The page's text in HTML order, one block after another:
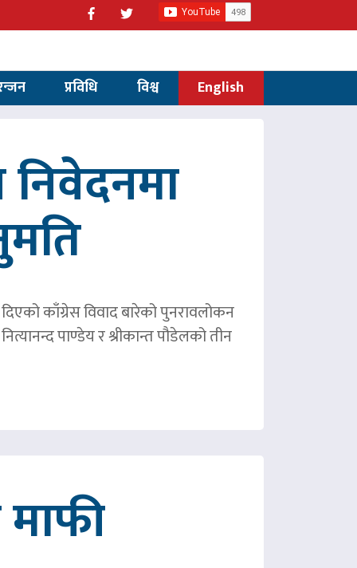
प्रविधि विश्व English
काँग्रेस विवाद बारेको पुनरावलोकन
पाण्डेय र श्रीकान्त पौडेलको तीन